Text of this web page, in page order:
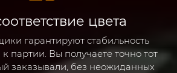
цвета
гарантируют стабильность
партии. Вы получаете точно тот
заказывали, без неожиданных